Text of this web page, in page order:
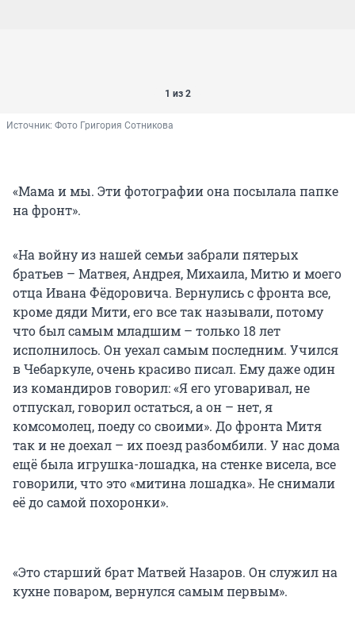
1 из 2
Источник: Фото Григория Сотникова
«Мама и мы. Эти фотографии она посылала папке
на фронт».
«На войну из нашей семьи забрали пятерых
братьев – Матвея, Андрея, Михаила, Митю и моего
отца Ивана Фёдоровича. Вернулись с фронта все,
кроме дяди Мити, его все так называли, потому
что был самым младшим – только 18 лет
исполнилось. Он уехал самым последним. Учился
в Чебаркуле, очень красиво писал. Ему даже один
из командиров говорил: «Я его уговаривал, не
отпускал, говорил остаться, а он – нет, я
комсомолец, поеду со своими». До фронта Митя
так и не доехал – их поезд разбомбили. У нас дома
ещё была игрушка-лошадка, на стенке висела, все
говорили, что это «митина лошадка». Не снимали
её до самой похоронки».
«Это старший брат Матвей Назаров. Он служил на
кухне поваром, вернулся самым первым».